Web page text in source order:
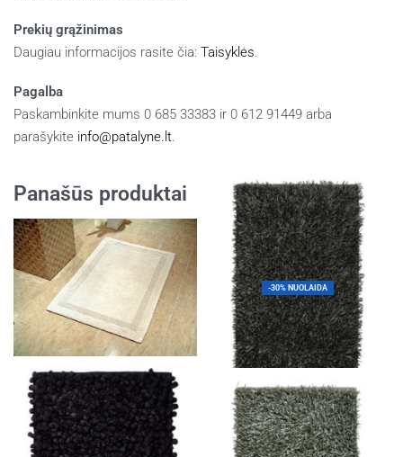
Prekių grąžinimas
Daugiau informacijos rasite čia: Taisyklės.
Pagalba
Paskambinkite mums 0 685 33383 ir 0 612 91449 arba
parašykite info@patalyne.lt.
Panašūs produktai
Vonios kilimėliai QUATRO
59.00€210.00 €
Pasirinkti savybes
-30% NUOLAIDA
89.00€62.30€
Pasirinkti savybes